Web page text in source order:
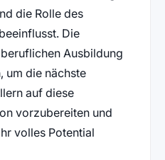
die Rolle des
Die
Ausbildung
um die nächste
auf diese
vorzubereiten und
volles Potential